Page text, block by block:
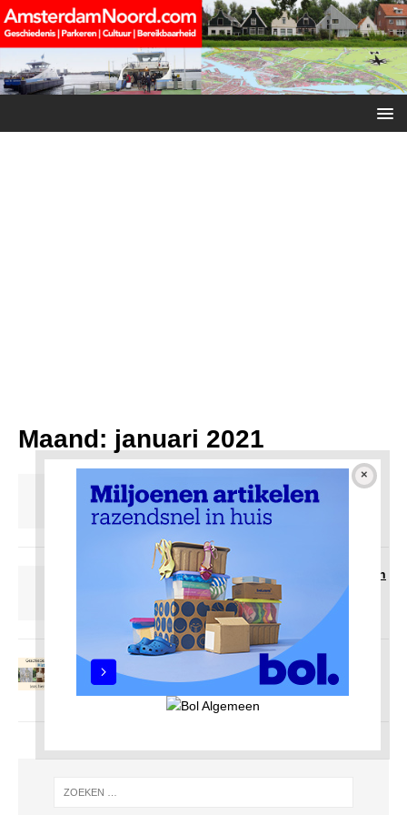
Maand: januari 2021
Pontje wordt ferry
29 januari 2021 Redactie AmsterdamNoord com
Plotseling stroomde er water door de straten
12 januari 2021 Redactie AmsterdamNoord com
Historische Figuren
8 januari 2021 Redactie AmsterdamNoord com